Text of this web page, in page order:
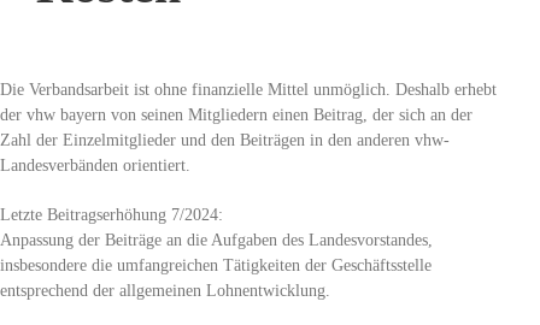
Die Verbandsarbeit ist ohne finanzielle Mittel unmöglich. Deshalb erhebt
der vhw bayern von seinen Mitgliedern einen Beitrag, der sich an der
Zahl der Einzelmitglieder und den Beiträgen in den anderen vhw-
Landesverbänden orientiert.
Letzte Beitragserhöhung 7/2024:
Anpassung der Beiträge an die Aufgaben des Landesvorstandes,
insbesondere die umfangreichen Tätigkeiten der Geschäftsstelle
entsprechend der allgemeinen Lohnentwicklung.